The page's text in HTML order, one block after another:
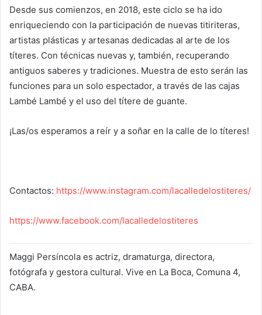
Desde sus comienzos, en 2018, este ciclo se ha ido
enriqueciendo con la participación de nuevas titiriteras,
artistas plásticas y artesanas dedicadas al arte de los
títeres. Con técnicas nuevas y, también, recuperando
antiguos saberes y tradiciones. Muestra de esto serán las
funciones para un solo espectador, a través de las cajas
Lambé Lambé y el uso del títere de guante.
¡Las/os esperamos a reír y a soñar en la calle de lo títeres!
Contactos: https://www.instagram.com/lacalledelostiteres/
https://www.facebook.com/lacalledelostiteres
Maggi Persíncola es actriz, dramaturga, directora,
fotógrafa y gestora cultural. Vive en La Boca, Comuna 4,
CABA.